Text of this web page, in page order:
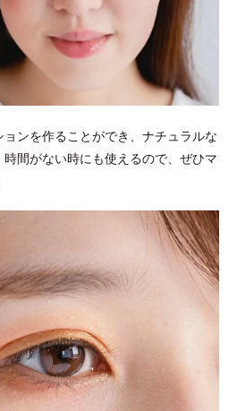
ンを作ることができ、ナチュラルな
間がない時にも使えるので、ぜひマ